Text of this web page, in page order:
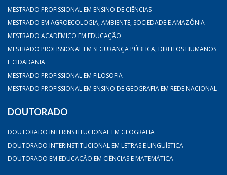
MESTRADO PROFISSIONAL EM ENSINO DE CIÊNCIAS
MESTRADO EM AGROECOLOGIA, AMBIENTE, SOCIEDADE E AMAZÔNIA
MESTRADO ACADÊMICO EM EDUCAÇÃO
MESTRADO PROFISSIONAL EM SEGURANÇA PÚBLICA, DIREITOS HUMANOS
E CIDADANIA
MESTRADO PROFISSIONAL EM FILOSOFIA
MESTRADO PROFISSIONAL EM ENSINO DE GEOGRAFIA EM REDE NACIONAL
DOUTORADO
DOUTORADO INTERINSTITUCIONAL EM GEOGRAFIA
DOUTORADO INTERINSTITUCIONAL EM LETRAS E LINGUÍSTICA
DOUTORADO EM EDUCAÇÃO EM CIÊNCIAS E MATEMÁTICA